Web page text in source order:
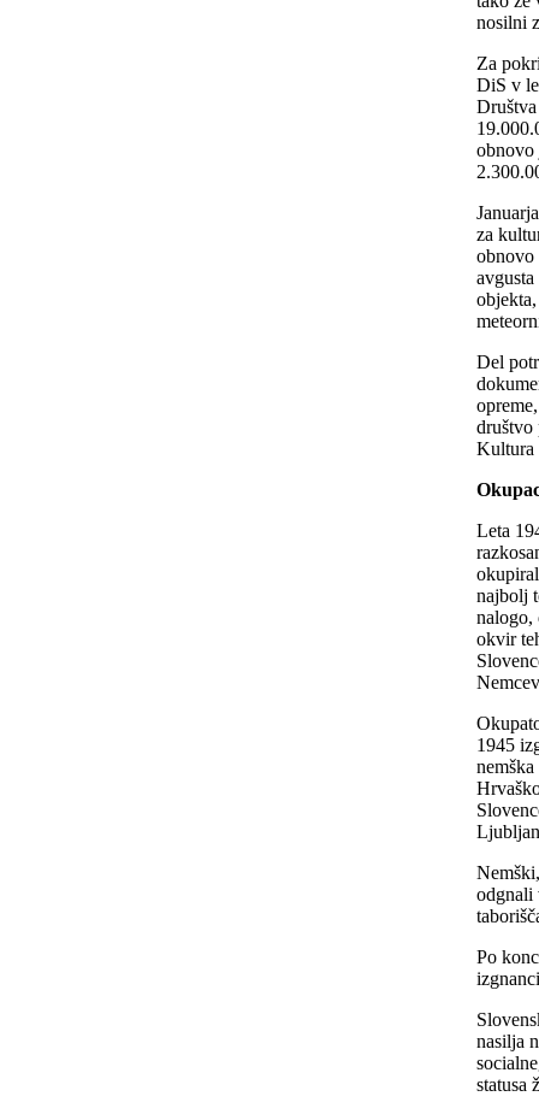
nosilni
Za
DiS v
obnovo
za
obnovo
Del
društvo
Kultura
Leta
najbolj
nalogo,
okvir
1945
odgnali
Po
nasilja
statusa